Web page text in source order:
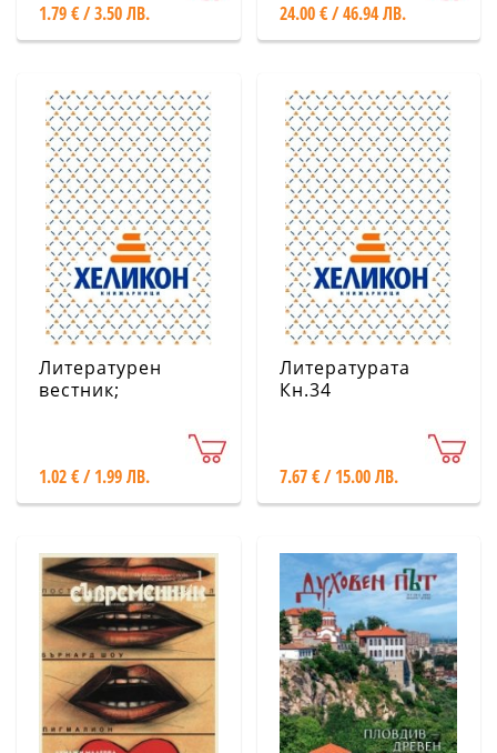
1.79 € / 3.50 ЛВ. 24.00 € / 46.94 ЛВ.
Литературен
вестник;
1.02 € / 1.99 ЛВ.
Литературата
Кн.34
7.67 € / 15.00 ЛВ.